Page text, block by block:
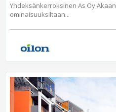
Yhdeksänkerroksinen As Oy
ominaisuuksiltaan...